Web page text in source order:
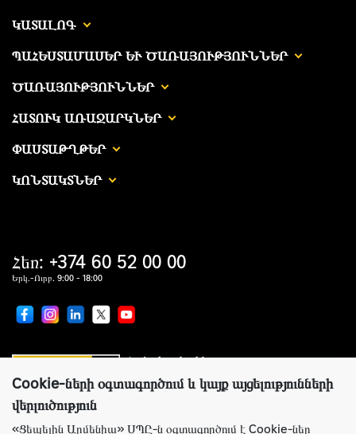
ԿԱՏԱԼՈԳ
ՊԱՀԵՍՏԱՄԱՍԵՐ ԵՒ ԾԱՌԱՅՈՒԹՅՈՒՆՆԵՐ
ԾԱՌԱՅՈՒԹՅՈՒՆՆԵՐ
ՀԱՏՈՒԿ ԱՌԱՋԱՐԿՆԵՐ
ՓԱՍՏԱԹՂԹԵՐ
ԿՈՆՏԱԿՏՆԵՐ
Համաշխարհային առաջատար
ներկայացուցիչ
Հեռ: +374 60 52 00 00
Երկ.-Ուրբ. 9:00 - 18:00
Cookie-ների օգտագործում և կայք այցելությունների
վերլուծություն
«Ցեպելին Արմենիա» ՍՊԸ-ն օգտագործում է Cookie-ներ